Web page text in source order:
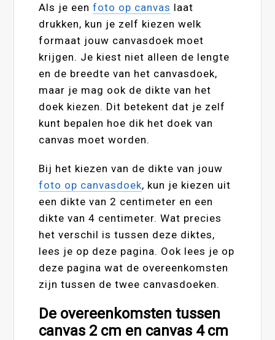
Als je eenfoto op canvas laat
drukken, kun je zelf kiezen welk
formaat jouw canvasdoek moet
krijgen. Je kiest niet alleen de lengte
en de breedte van het canvasdoek,
maar je mag ook de dikte van het
doek kiezen. Dit betekent dat je zelf
kunt bepalen hoe dik het doek van
canvas moet worden.
Bij het kiezen van de dikte van jouw
foto op canvasdoek, kun je kiezen uit
een dikte van 2 centimeter en een
dikte van 4 centimeter. Wat precies
het verschil is tussen deze diktes,
lees je op deze pagina. Ook lees je op
deze pagina wat de overeenkomsten
zijn tussen de twee canvasdoeken.
De overeenkomsten tussen
canvas 2 cm en canvas 4 cm